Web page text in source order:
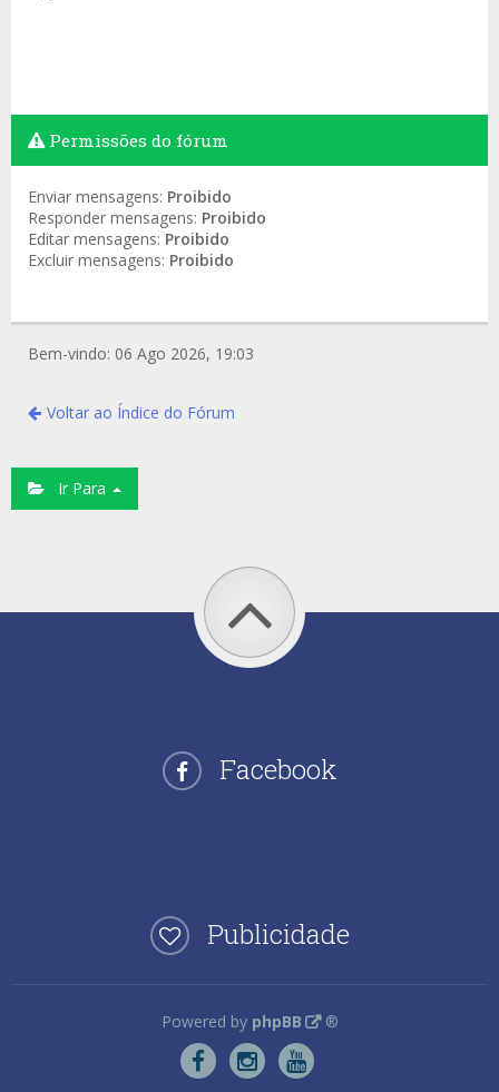
Permissões do fórum
Enviar mensagens: Proibido
Responder mensagens: Proibido
Editar mensagens: Proibido
Excluir mensagens: Proibido
Bem-vindo: 06 Ago 2026, 19:03
Voltar ao Índice do Fórum
Ir Para
Facebook
Publicidade
Powered by phpBB ®